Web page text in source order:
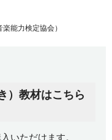
能力検定協会）
）教材はこちら
いただけます。